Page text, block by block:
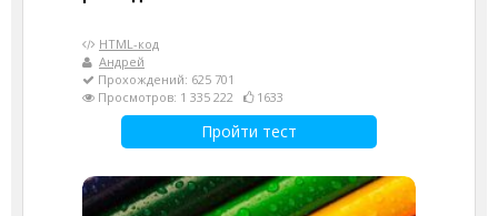
HTML-код
Андрей
Прохождений: 625 701
Просмотров: 1 335 222
1633
Пройти тест